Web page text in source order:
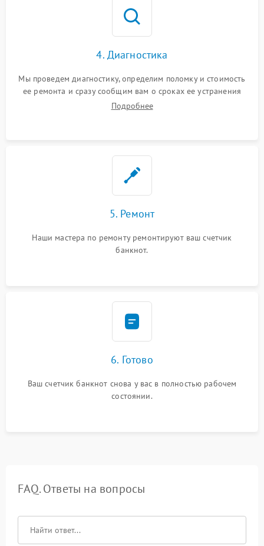
4. Диагностика
Мы проведем диагностику, определим поломку и стоимость
ее ремонта и сразу сообщим вам о сроках ее устранения
Подробнее
5. Ремонт
Наши мастера по ремонту ремонтируют ваш счетчик
банкнот.
6. Готово
Ваш счетчик банкнот снова у вас в полностью рабочем
состоянии.
FAQ. Ответы на вопросы